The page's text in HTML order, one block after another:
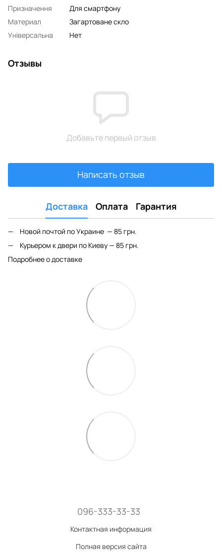
Призначення
Для смартфону
Материал
Загартоване скло
Універсальна
Нет
Отзывы
Добавьте первый отзыв
Написать отзыв
Доставка Оплата Гарантия
Новой почтой по Украине — 85 грн.
Курьером к двери по Киеву — 85 грн.
Подробнее о доставке
096-333-33-33
Контактная информация
Полная версия сайта